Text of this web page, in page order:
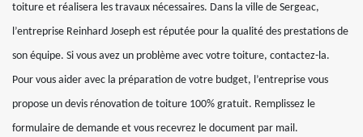
toiture et réalisera les travaux nécessaires. Dans la ville de Sergeac,
l’entreprise Reinhard Joseph est réputée pour la qualité des prestations de
son équipe. Si vous avez un problème avec votre toiture, contactez-la.
Pour vous aider avec la préparation de votre budget, l’entreprise vous
propose un devis rénovation de toiture 100% gratuit. Remplissez le
formulaire de demande et vous recevrez le document par mail.